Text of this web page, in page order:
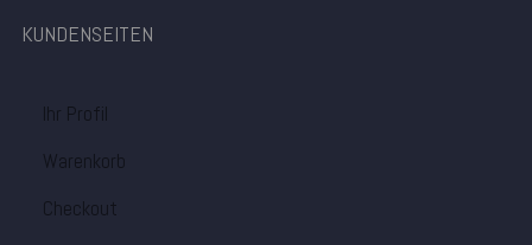
KUNDENSEITEN
Ihr Profil
Warenkorb
Checkout